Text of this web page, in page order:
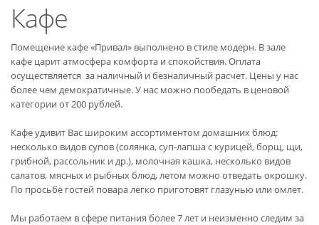
Кафе
Помещение кафе «Привал» выполнено в стиле модерн. В зале
кафе царит атмосфера комфорта и спокойствия. Оплата
осуществляется за наличный и безналичный расчет. Цены у нас
более чем демократичные. У нас можно пообедать в ценовой
категории от 200 рублей.
Кафе удивит Вас широким ассортиментом домашних блюд:
несколько видов супов (солянка, суп-лапша с курицей, борщ, щи,
грибной, рассольник и др.), молочная кашка, несколько видов
салатов, мясных и рыбных блюд, летом можно отведать окрошку.
По просьбе гостей повара легко приготовят глазунью или омлет.
Мы работаем в сфере питания более 7 лет и неизменно следим за